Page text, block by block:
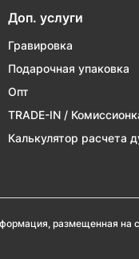
Доп. услуги
Гравировка
Подарочная упаковка
Опт
TRADE-IN /
Калькулятор расчета
размещенная на